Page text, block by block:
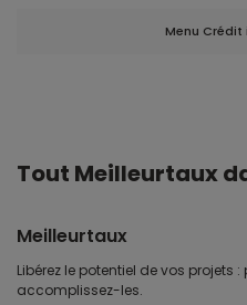
Menu
Tout Meilleurtaux
Meilleurtaux
Libérez le potentiel de vos projets
accomplissez-les.